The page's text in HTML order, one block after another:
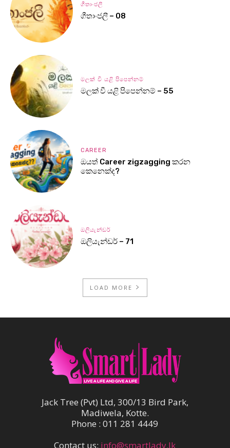
ගීතාංජලී
ගීතාංජලී – 08
මලක් වී යළි පිපෙන්නම්
මලක් වී යළි පිපෙන්නම් – 55
CAREER
ඔයත් Career zigzagging කරන
කෙනෙක්ද?
ඔලියැන්ඩර්
ඔලියැන්ඩර් – 71
LOAD MORE
Jack Tree (Pvt) Ltd, 300/13 Bird Park,
Madiwela, Kotte.
Phone : 011 281 4449
Contact us: info@smartlady.lk